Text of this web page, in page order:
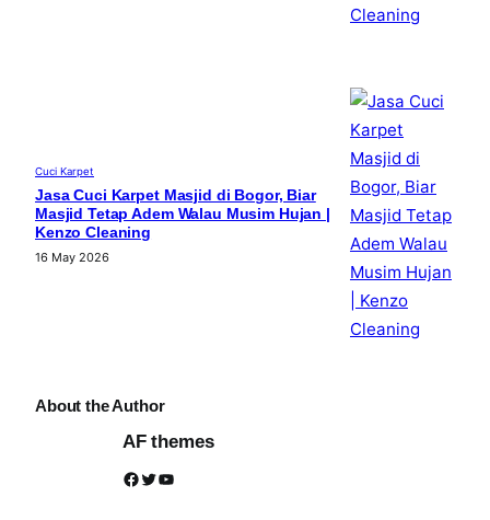
Cuci Karpet
Jasa Cuci Karpet Masjid di Bogor, Biar
Masjid Tetap Adem Walau Musim Hujan |
Kenzo Cleaning
16 May 2026
About the Author
AF themes
Facebook Twitter YouTube